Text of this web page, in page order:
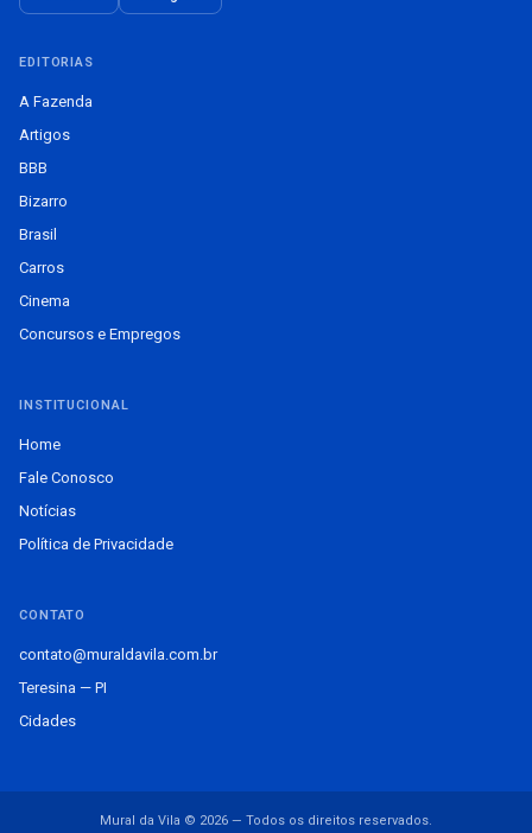
EDITORIAS
A Fazenda
Artigos
BBB
Bizarro
Brasil
Carros
Cinema
Concursos e Empregos
INSTITUCIONAL
Home
Fale Conosco
Notícias
Política de Privacidade
CONTATO
contato@muraldavila.com.br
Teresina — PI
Cidades
Mural da Vila © 2026 — Todos os direitos reservados.